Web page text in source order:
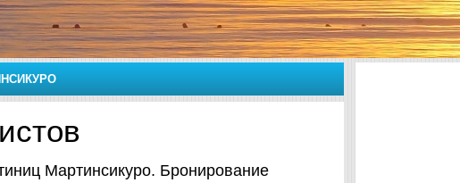
Мартинсикуро. Бронирование